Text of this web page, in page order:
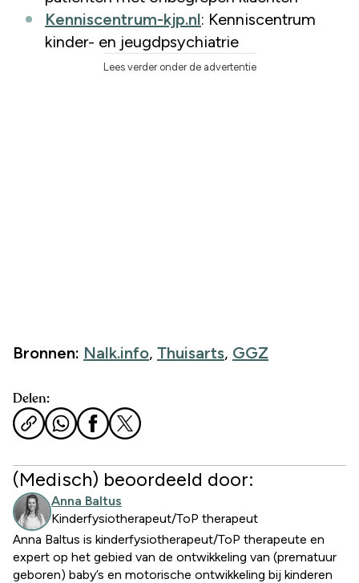
Kenniscentrum-kjp.nl: Kenniscentrum
kinder- en jeugdpsychiatrie
Lees verder onder de advertentie
Bronnen: Nalk.info, Thuisarts, GGZ
Delen:
(Medisch) beoordeeld door:
Anna Baltus
Kinderfysiotherapeut/ToP therapeut
Anna Baltus is kinderfysiotherapeut/ToP therapeute en
expert op het gebied van de ontwikkeling van (prematuur
geboren) baby’s en motorische ontwikkeling bij kinderen